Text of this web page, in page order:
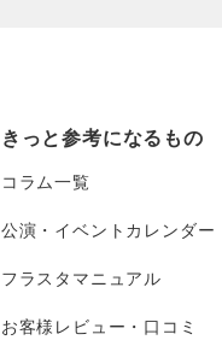
きっと参考になるもの
コラム一覧
公演・イベントカレンダー
フラスタマニュアル
お客様レビュー・口コミ